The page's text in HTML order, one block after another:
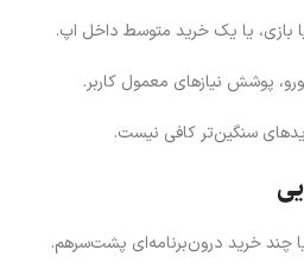
بازی، یا یک خرید متوسط داخل اپ.
سنگین‌تر کافی نیست.
چند خرید درون‌برنامه‌ای پشت‌سرهم.